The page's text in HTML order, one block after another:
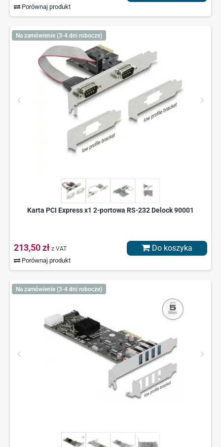
Porównaj produkt
Na zamówienie (3-4 dni robocze)
Karta PCI Express x1 2-portowa RS-232 Delock 90001
213,50 zł z VAT
Porównaj produkt
Do koszyka
Na zamówienie (3-4 dni robocze)